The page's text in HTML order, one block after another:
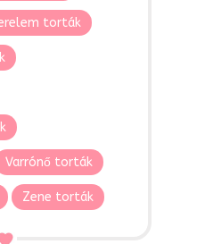
torták
Varrónő torták
Zene torták